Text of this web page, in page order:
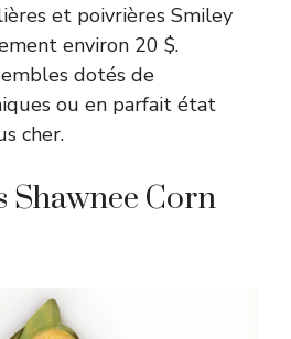
et poivrières Smiley
environ 20 $.
dotés de
ou en parfait état
cher.
Shawnee Corn